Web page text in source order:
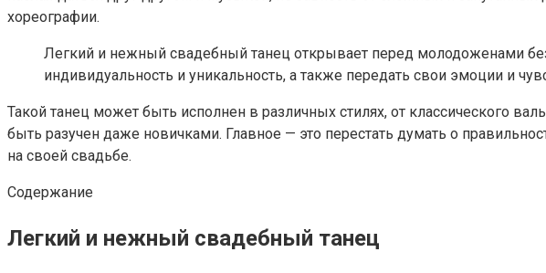
хореографии.
Легкий и нежный свадебный танец открывает перед молодоженами
индивидуальность и уникальность, а также передать свои эмоции и
Такой танец может быть исполнен в различных стилях, от классического
быть разучен даже новичками. Главное — это перестать думать о
на своей свадьбе.
Содержание
Легкий и нежный свадебный танец